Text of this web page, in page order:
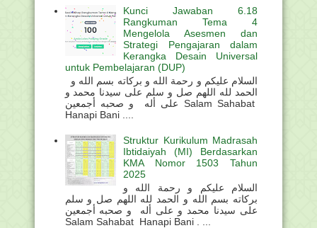
Kunci Jawaban 6.18
Rangkuman Tema 4
Mengelola Asesmen dan
Strategi Pengajaran dalam
Kerangka Desain Universal
untuk Pembelajaran (DUP)
الحمد لله اللهم صل و سلم على سيدنا محمد و
على أله و صحبه أجمعين Salam Sahabat
Hanapi Bani ....
Struktur Kurikulum Madrasah
Ibtidaiyah (MI) Berdasarkan
KMA Nomor 1503 Tahun
2025
السلام عليكم و رحمة الله و
بركاته بسم الله و الحمد لله اللهم صل و سلم
على سيدنا محمد و على أله و صحبه أجمعين
Salam Sahabat Hanapi Bani . ...